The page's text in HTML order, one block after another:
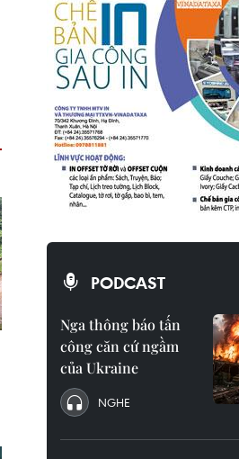
PODCAST
Nga thông báo tấn
công căn cứ ngầm
của Ukraine
NGHE